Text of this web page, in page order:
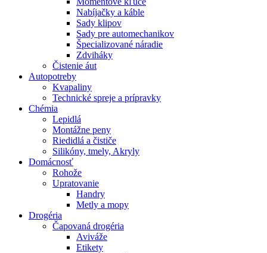
Nabíjačky a káble
Sady klipov
Sady pre automechanikov
Špecializované náradie
Zdviháky
Čistenie áut
Autopotreby
Kvapaliny
Technické spreje a prípravky
Chémia
Lepidlá
Montážne peny
Riedidlá a čističe
Silikóny, tmely, Akryly
Domácnosť
Rohože
Upratovanie
Handry
Metly a mopy
Drogéria
Čapovaná drogéria
Aviváže
Etikety